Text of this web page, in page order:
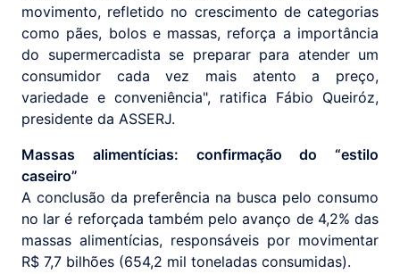
movimento, refletido no crescimento de categorias
como pães, bolos e massas, reforça a importância
do supermercadista se preparar para atender um
consumidor cada vez mais atento a preço,
variedade e conveniência", ratifica Fábio Queiróz,
presidente da ASSERJ.
Massas alimentícias: confirmação do “estilo
caseiro”
A conclusão da preferência na busca pelo consumo
no lar é reforçada também pelo avanço de 4,2% das
massas alimentícias, responsáveis por movimentar
R$ 7,7 bilhões (654,2 mil toneladas consumidas).